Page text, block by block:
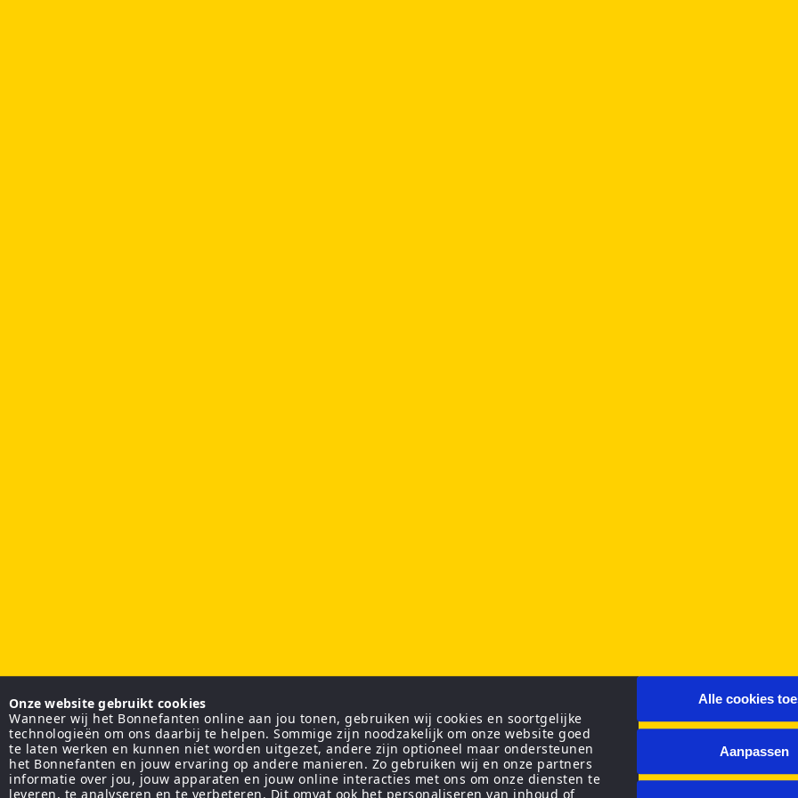
Onze website gebruikt cookies
Wanneer wij het Bonnefanten online aan jou tonen, gebruiken wij cookies en soortgelijke
technologieën om ons daarbij te helpen. Sommige zijn noodzakelijk om onze website goed
te laten werken en kunnen niet worden uitgezet, andere zijn optioneel maar ondersteunen
het Bonnefanten en jouw ervaring op andere manieren. Zo gebruiken wij en onze partners
informatie over jou, jouw apparaten en jouw online interacties met ons om onze diensten te
leveren, te analyseren en te verbeteren. Dit omvat ook het personaliseren van inhoud of
Alle cookies
Aanpassen